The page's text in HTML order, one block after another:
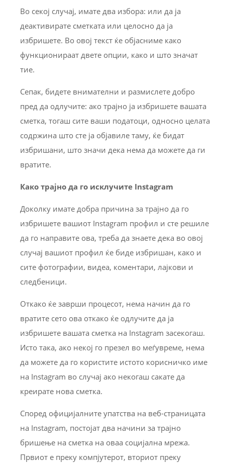
Во секој случај, имате два избора: или да ја
деактивирате сметката или целосно да ја
избришете. Во овој текст ќе објасниме како
функционираат двете опции, како и што значат
тие.
Сепак, бидете внимателни и размислете добро
пред да одлучите: ако трајно ја избришете вашата
сметка, тогаш сите ваши податоци, односно целата
содржина што сте ја објавиле таму, ќе бидат
избришани, што значи дека нема да можете да ги
вратите.
Како трајно да го исклучите Instagram
Доколку имате добра причина за трајно да го
избришете вашиот Instagram профил и сте решиле
да го направите ова, треба да знаете дека во овој
случај вашиот профил ќе биде избришан, како и
сите фотографии, видеа, коментари, лајкови и
следбеници.
Откако ќе заврши процесот, нема начин да го
вратите сето ова откако ќе одлучите да ја
избришете вашата сметка на Instagram засекогаш.
Исто така, ако некој го презел во меѓувреме, нема
да можете да го користите истото корисничко име
на Instagram во случај ако некогаш сакате да
креирате нова сметка.
Според официјалните упатства на веб-страницата
на Instagram, постојат два начини за трајно
бришење на сметка на оваа социјална мрежа.
Првиот е преку компјутерот, вториот преку